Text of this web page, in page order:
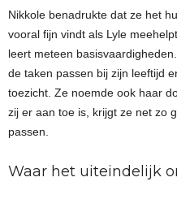
Nikkole benadrukte dat ze het
vooral fijn vindt als Lyle
leert meteen
de taken passen bij zijn leeftijd
toezicht. Ze noemde ook haar
zij er aan toe is, krijgt ze net zo
passen.
Waar het uiteindelijk